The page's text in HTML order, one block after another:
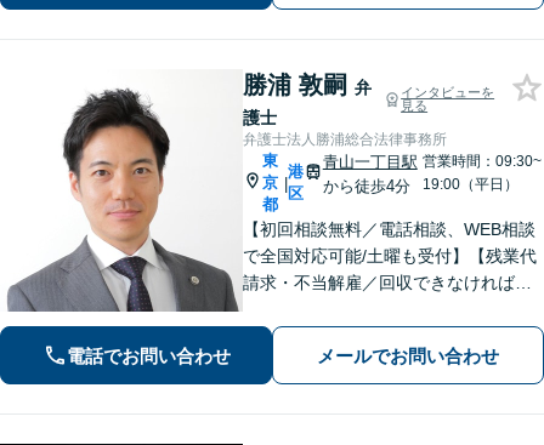
勝浦 敦嗣 弁
護士
インタビューを
見る
弁護士法人勝浦総合法律事務所
東
京
都
|
港
区
青山一丁目駅
から徒歩4分
営業時間：09:30~
19:00（平日）
【初回相談無料／電話相談、WEB相談
で全国対応可能/土曜も受付】【残業代
請求・不当解雇／回収できなければ報
残業代回収実績7.5億円
電話でお問い合わせ メールでお問い合わせ